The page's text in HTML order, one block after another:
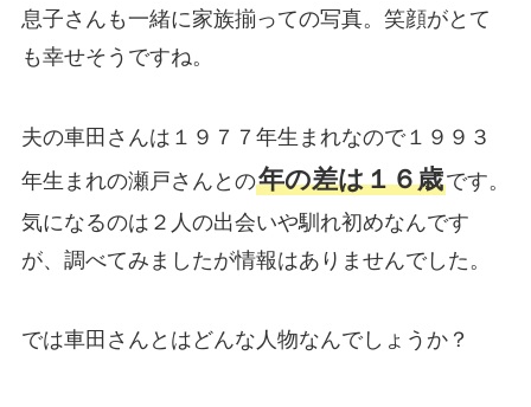
息子さんも一緒に家族揃っての写真。笑顔がとて
も幸せそうですね。
夫の車田さんは１９７７年生まれなので１９９３
年生まれの瀬戸さんとの年の差は１６歳です。
気になるのは２人の出会いや馴れ初めなんです
が、調べてみましたが情報はありませんでした。
では車田さんとはどんな人物なんでしょうか？